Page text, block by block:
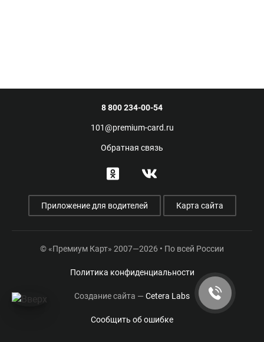
8 800 234-00-54
101@premium-card.ru
Обратная связь
Приложение для водителей Карта сайта
© «Премиум Карт» 2007—2026 • По всей России
Политика конфиденциальности
Создание сайта — Cetera Labs
Сообщить об ошибке